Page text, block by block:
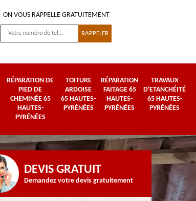
ON VOUS RAPPELLE GRATUITEMENT
RÉPARATION DE
PIED DE
CHEMINÉE 65
HAUTES-
PYRÉNÉES
TOITURE
ARDOISE
65 HAUTES-
PYRÉNÉES
RÉPARATION
FAITAGE 65
HAUTES-
PYRÉNÉES
TRAVAUX
D'ETANCHÉITÉ
65 HAUTES-
PYRÉNÉES
DEVIS GRATUIT
Demandez votre devis gratuitement